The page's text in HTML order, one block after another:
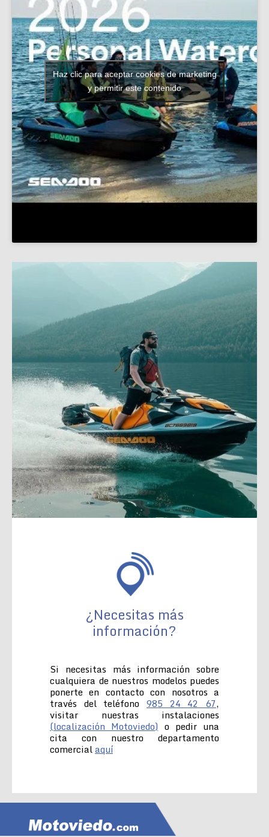
Haz clic para aceptar cookies de marketing
y permitir este contenido
¿Necesitas más
información?
Si necesitas más información sobre
cualquiera de nuestros modelos puedes
ponerte en contacto con nosotros a
través del teléfono 985 24 42 67,
visitar nuestras instalaciones
(localización Motoviedo) o pedir una
cita con nuestro departamento
comercialaquí